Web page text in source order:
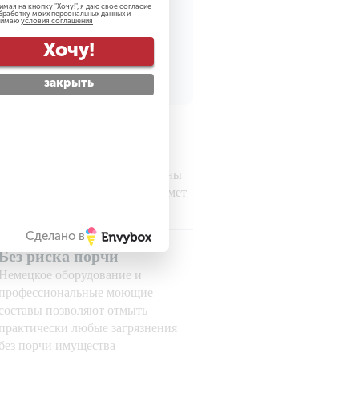
данных
Все наши сотрудники проверены
службой безопасности на предмет
риска порчи
Немецкое оборудование и
профессиональные моющие
составы позволяют отмыть
практически любые загрязнения
без порчи имущества
на кнопку "Хочу!", я даю свое согласие
моих персональных данных и
условия соглашения
Хочу!
закрыть
Сделано в